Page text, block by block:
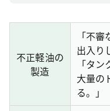
不正軽油の
製造
「不
出入り
「タ
大量の
る。」